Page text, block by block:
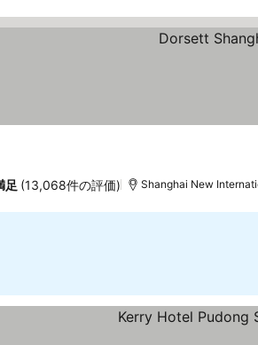
足 (13,068件の評価) Shanghai New